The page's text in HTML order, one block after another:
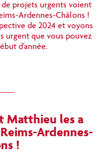
de projets urgents voient
Ardennes-Châlons !
de 2024 et voyons
urgent que vous pouvez
d’année.
Matthieu les a
Ardennes-
!